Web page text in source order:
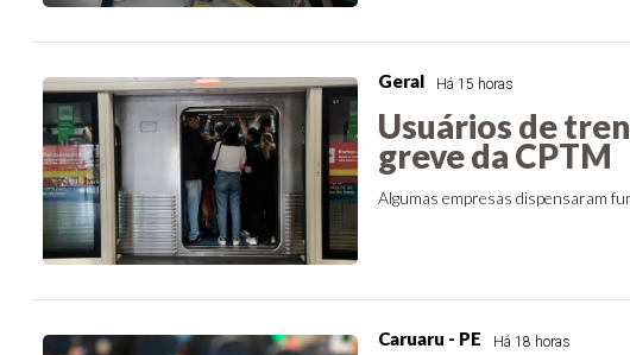
Geral Há 15 horas
Usuários de
greve da CPTM
Algumas empresas dispensaram
Caruaru - PE Há 18 horas